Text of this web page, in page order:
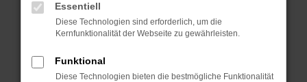
Manche Erweiterungen, wie Werbeblocker,
verhindern. Funktioniert die Seite in einem
anderen Browser oder in einem privaten
Essentiell
Diese Technologien sind erforderlich, um die
Kernfunktionalität der Webseite zu gewährleisten.
Funktional
Diese Technologien bieten die bestmögliche Funktionalität